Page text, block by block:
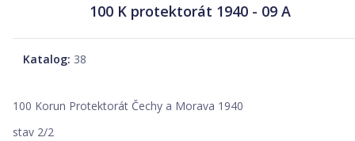
100 K protektorát 1940 - 09 A
Katalog: 38
100 Korun Protektorát Čechy a Morava 1940
stav 2/2